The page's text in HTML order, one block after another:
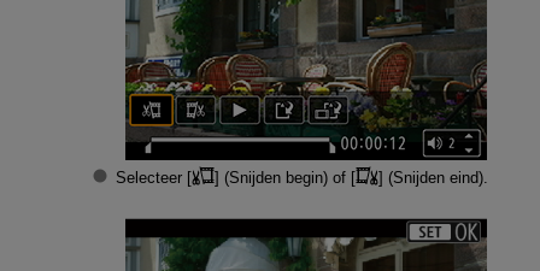
Selecteer [ ] (Snijden begin) of [ ] (Snijden eind).